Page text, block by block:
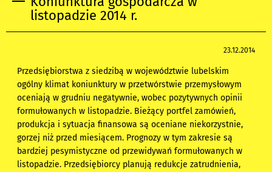
listopadzie 2014 r.
23.12.2014
Przedsiębiorstwa z siedzibą w województwie lubelskim
ogólny klimat koniunktury w przetwórstwie przemysłowym
oceniają w grudniu negatywnie, wobec pozytywnych opinii
formułowanych w listopadzie. Bieżący portfel zamówień,
produkcja i sytuacja finansowa są oceniane niekorzystnie,
gorzej niż przed miesiącem. Prognozy w tym zakresie są
bardziej pesymistyczne od przewidywań formułowanych w
listopadzie. Przedsiębiorcy planują redukcje zatrudnienia,